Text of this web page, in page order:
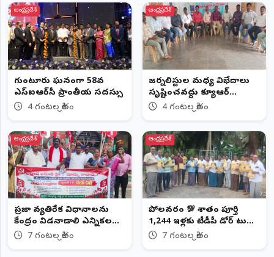
ఆంధ్రప్రదేశ్
గుంటూరులో ఘనంగా 58వ
ఎస్‌ఐఆర్‌సీ ప్రాంతీయ సదస్సు
4 గంటల క్రితం
ఆంధ్రప్రదేశ్
జర్నలిస్టుల మధ్య విభేదాలు
సృష్టించవద్దు క్యూఆర్‌
కోడ్,ప్రెస్‌ స్టిక్కర్ల పేరుతో
4 గంటల క్రితం
ఆంధ్రప్రదేశ్
ప్రజా వ్యతిరేక విధానాలను
కేంద్రం విడనాడాలి ఎన్నికల
హామీలను అమలు చేయాలని
7 గంటల క్రితం
ఆంధ్రప్రదేశ్
పోలవరంలో 💯 శాతం పూర్తి
1,244 ఇళ్లకు టీడీపీ డోర్‌ టు
డోర్‌ మరిడి వెంకటేశ్వర రావు7 గంటల క్రితం